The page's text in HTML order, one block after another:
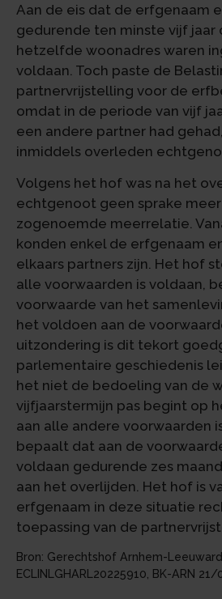
Aan de eis dat de erfgenaam
gedurende ten minste vijf jaar
hetzelfde woonadres waren
voldaan. Toch paste de
partnervrijstelling voor de
omdat in de periode van vijf
een andere partner had
inmiddels overleden
Volgens het hof was na het
echtgenoot geen sprake
zogenoemde meerrelatie.
konden enkel de erfgenaam
elkaars partners zijn. Het hof
alle voorwaarden is voldaan,
voorwaarde van het
het voldoen aan de
uitzondering is dit tekort
parlementaire geschiedenis
het niet de bedoeling van de
vijfjaarstermijn pas begint op
aan alle andere voorwaarden
bepaalt dat aan de
voldaan gedurende zes
aan het overlijden. Het hof is
erfgenaam in deze situatie
toepassing van de
Bron: Gerechtshof Arnhem-
ECLINLGHARL20225910, BK-ARN